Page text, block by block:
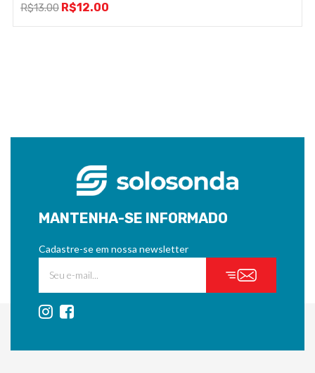
R$13.00 R$12.00
MANTENHA-SE INFORMADO
Cadastre-se em nossa newsletter